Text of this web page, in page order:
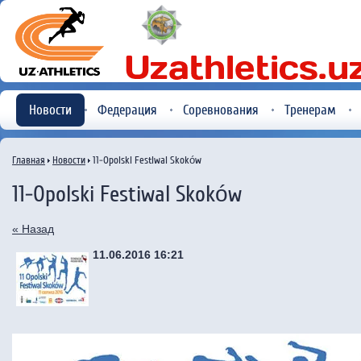
Новости Федерация Соревнования Тренерам
Главная Новости 11-Opolski Festiwal Skoków
11-Opolski Festiwal Skoków
« Назад
11.06.2016 16:21